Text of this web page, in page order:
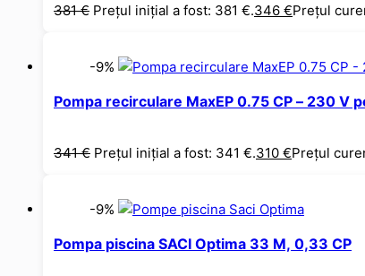
381€ Prețul inițial a fost: 381 €.346 €Prețul
-9%
Pompa recirculare MaxEP 0.75 CP – 230 V
341€ Prețul inițial a fost: 341 €.310 €Prețul
-9%
Pompa piscina SACI Optima 33 M, 0,33 CP